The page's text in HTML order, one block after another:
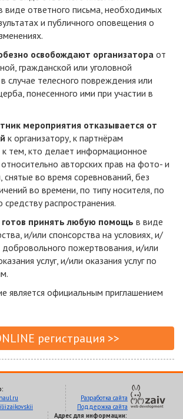
виде ответного письма, необходимых
и публичного оповещения о
освобождают организатора от
гражданской или уголовной
случае телесного повреждения или
понесенного ими при участии в
мероприятия отказывается от
к организатору, к партнёрам
к тем, кто делает информационное
авторских прав на фото- и
во время соревнований, без
во времени, по типу носителя, по
средству распространения.
готов принять любую помощь в виде
и/или спонсорства на условиях, и/
добровольного пожертвования, и/или
услуг, и/или оказания услуг по
является официальным приглашением
регистрация >>
Разработка сайта
Поддержка сайта
Адрес для информации: